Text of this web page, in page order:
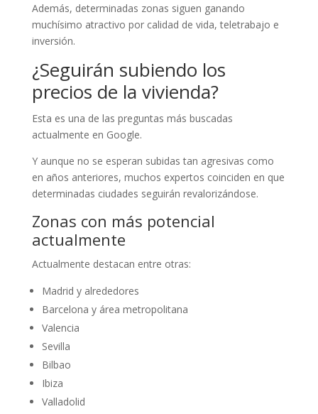
Además, determinadas zonas siguen ganando
muchísimo atractivo por calidad de vida, teletrabajo e
inversión.
¿Seguirán subiendo los
precios de la vivienda?
Esta es una de las preguntas más buscadas
actualmente en Google.
Y aunque no se esperan subidas tan agresivas como
en años anteriores, muchos expertos coinciden en que
determinadas ciudades seguirán revalorizándose.
Zonas con más potencial
actualmente
Actualmente destacan entre otras:
Madrid y alrededores
Barcelona y área metropolitana
Valencia
Sevilla
Bilbao
Ibiza
Valladolid